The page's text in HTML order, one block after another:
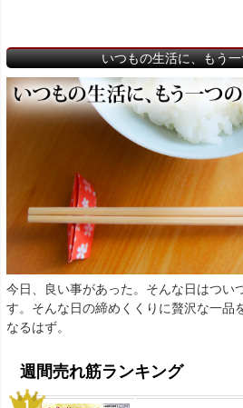
いつもの生活に、もう
今日、良い事があった。そんな日はつい
す。そんな日の締めくくりに贅沢な一品
なるはず。